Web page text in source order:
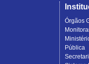
Órgãos
Pública